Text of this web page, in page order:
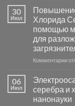
и
на
30
Июл
Хлорида
помощью
для
Комментариик
06
Июл
серебра и
нанонауки